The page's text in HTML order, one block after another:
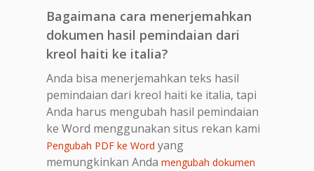
Bagaimana cara menerjemahkan
dokumen hasil pemindaian dari
kreol haiti ke italia?
Anda bisa menerjemahkan teks hasil
pemindaian dari kreol haiti ke italia, tapi
Anda harus mengubah hasil pemindaian
ke Word menggunakan situs rekan kami
Pengubah PDF ke Word yang
memungkinkan Anda mengubah dokumen